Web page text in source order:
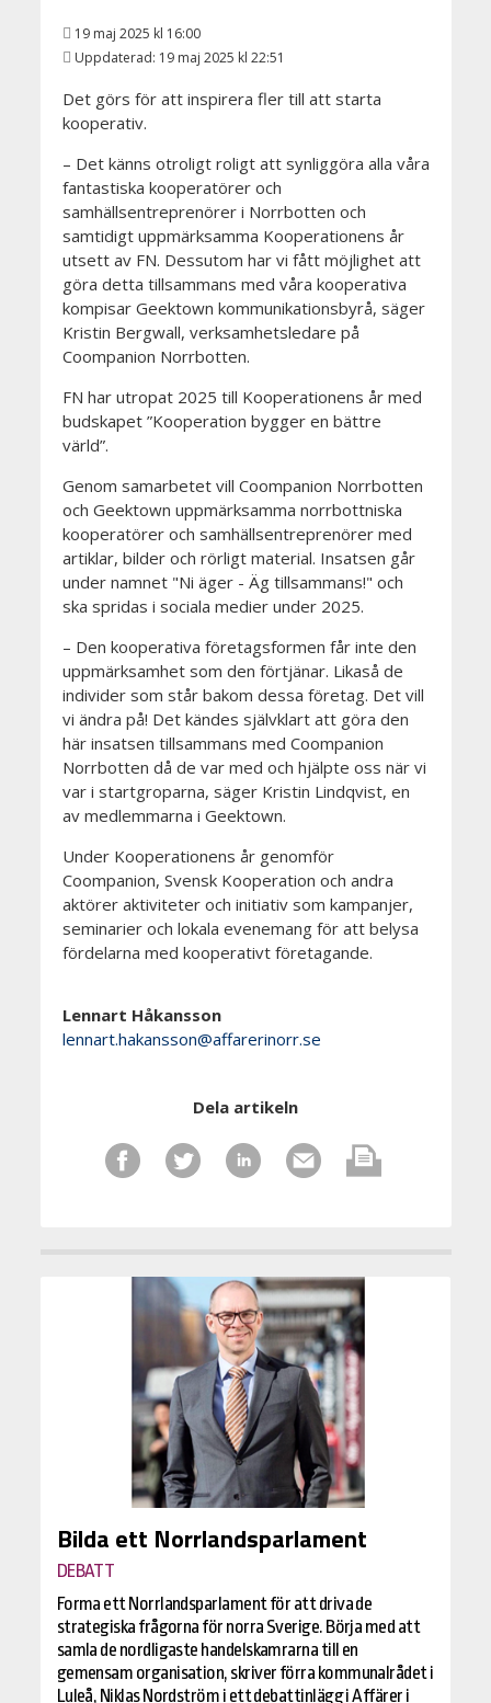
19 maj 2025 kl 16:00
Uppdaterad: 19 maj 2025 kl 22:51
Det görs för att inspirera fler till att starta
kooperativ.
– Det känns otroligt roligt att synliggöra alla våra
fantastiska kooperatörer och
samhällsentreprenörer i Norrbotten och
samtidigt uppmärksamma Kooperationens år
utsett av FN. Dessutom har vi fått möjlighet att
göra detta tillsammans med våra kooperativa
kompisar Geektown kommunikationsbyrå, säger
Kristin Bergwall, verksamhetsledare på
Coompanion Norrbotten.
FN har utropat 2025 till Kooperationens år med
budskapet ”Kooperation bygger en bättre
värld”.
Genom samarbetet vill Coompanion Norrbotten
och Geektown uppmärksamma norrbottniska
kooperatörer och samhällsentreprenörer med
artiklar, bilder och rörligt material. Insatsen går
under namnet "Ni äger - Äg tillsammans!" och
ska spridas i sociala medier under 2025.
– Den kooperativa företagsformen får inte den
uppmärksamhet som den förtjänar. Likaså de
individer som står bakom dessa företag. Det vill
vi ändra på! Det kändes självklart att göra den
här insatsen tillsammans med Coompanion
Norrbotten då de var med och hjälpte oss när vi
var i startgroparna, säger Kristin Lindqvist, en
av medlemmarna i Geektown.
Under Kooperationens år genomför
Coompanion, Svensk Kooperation och andra
aktörer aktiviteter och initiativ som kampanjer,
seminarier och lokala evenemang för att belysa
fördelarna med kooperativt företagande.
Lennart Håkansson
lennart.hakansson@affarerinorr.se
Dela artikeln
Bilda ett Norrlandsparlament
DEBATT
Forma ett Norrlandsparlament för att driva de
strategiska frågorna för norra Sverige. Börja med att
samla de nordligaste handelskamrarna till en
gemensam organisation, skriver förra kommunalrådet i
Luleå, Niklas Nordström i ett debattinlägg i Affärer i